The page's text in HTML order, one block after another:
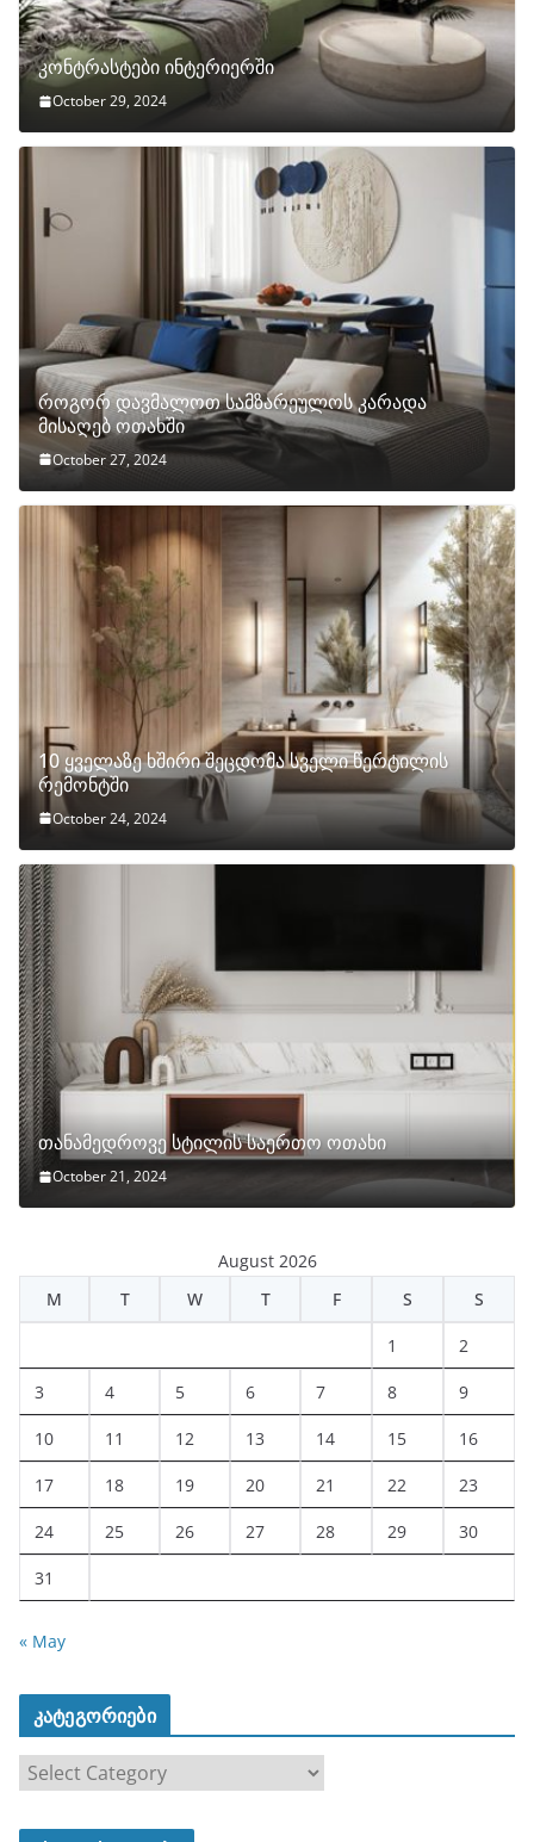
კონტრასტები ინტერიერში
October 29, 2024
როგორ დავმალოთ სამზარეულოს კარადა
მისაღებ ოთახში
October 27, 2024
10 ყველაზე ხშირი შეცდომა სველი წერტილის
რემონტში
October 24, 2024
თანამედროვე სტილის საერთო ოთახი
October 21, 2024
August 2026
M
T W T F S S
1 2
3 4 5 6 7 8 9
10 11 12 13 14 15 16
17 18 19 20 21 22 23
24 25 26 27 28 29 30
31
« May
კატეგორიები
ტ